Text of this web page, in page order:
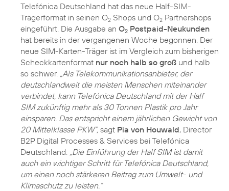
Telefónica Deutschland hat das neue Half-SIM-
Trägerformat in seinen O2 Shops und O2 Partnershops
eingeführt. Die Ausgabe an O2 Postpaid-Neukunden
hat bereits in der vergangenen Woche begonnen. Der
neue SIM-Karten-Träger ist im Vergleich zum bisherigen
Scheckkartenformat nur noch halb so groß und halb
so schwer. „Als Telekommunikationsanbieter, der
deutschlandweit die meisten Menschen miteinander
verbindet, kann Telefónica Deutschland mit der Half
SIM zukünftig mehr als 30 Tonnen Plastik pro Jahr
einsparen. Das entspricht einem jährlichen Gewicht von
20 Mittelklasse PKW“, sagt Pia von Houwald, Director
B2P Digital Processes & Services bei Telefónica
Deutschland.
„Die Einführung der Half SIM ist damit
auch ein wichtiger Schritt für Telefónica Deutschland,
um einen noch stärkeren Beitrag zum Umwelt- und
Klimaschutz zu leisten.“